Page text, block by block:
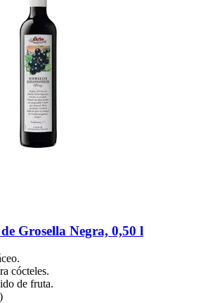
Grosella Negra, 0,50 l
cócteles.
de fruta.